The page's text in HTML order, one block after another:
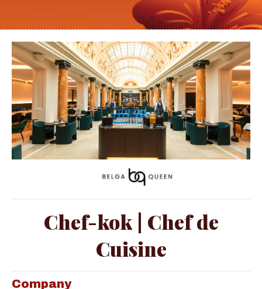
Chef-kok | Chef de
Cuisine
Company